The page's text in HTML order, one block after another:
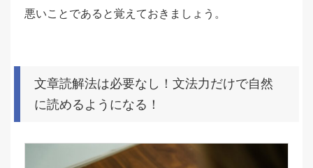
悪いことであると覚えておきましょう。
文章読解法は必要なし！文法力だけで自然
に読めるようになる！